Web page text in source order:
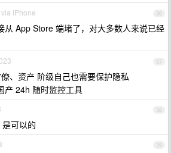
36
iPhone
从 App Store 端堵了，对大多数人来说已经
37
、资产 阶级自己也需要保护隐私
产 24h 随时监控工具
38
可以的
39